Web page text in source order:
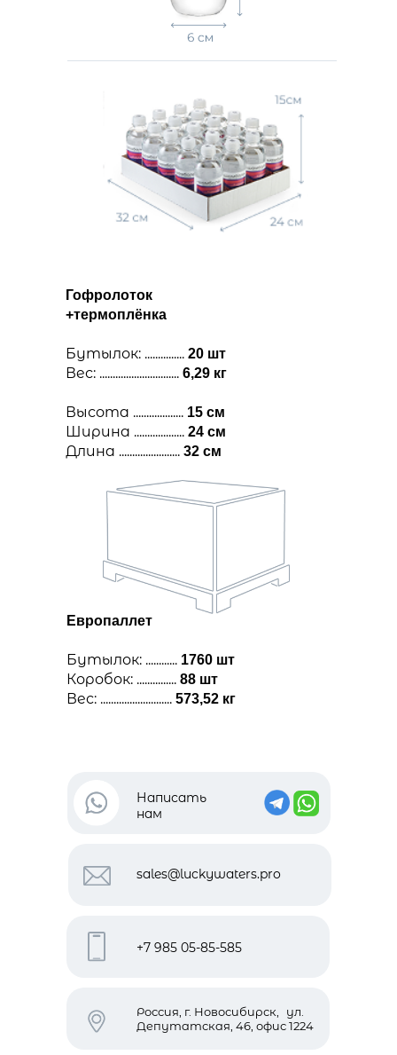
Европаллет
Бутылок: ............ 1760 шт
Коробок: ............... 88 шт
Вес: ........................... 573,52 кг
Гофролоток
+термоплёнка
Бутылок: ............... 20 шт
Вес: .............................. 6,29 кг
Высота ................... 15 см
Ширина ................... 24 см
Длина ....................... 32 см
Написать
нам
sales@luckywaters.pro
Россия, г. Новосибирск, ул.
Депутатская, 46, офис 1224
+7 985 05-85-585